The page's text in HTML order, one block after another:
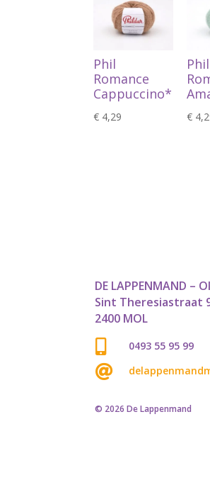
Phil
Romance
Cappuccino*
€ 4,29
Phil
€
DE LAPPENMAND –
Sint Theresiastraat
2400 MOL
0493 55 95 99

© 2026 De Lappenmand